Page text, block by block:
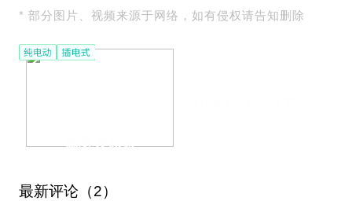
* 部分图片、视频来源于网络，如有侵权请告知删除
岚图 梦想家
最新评论（2）